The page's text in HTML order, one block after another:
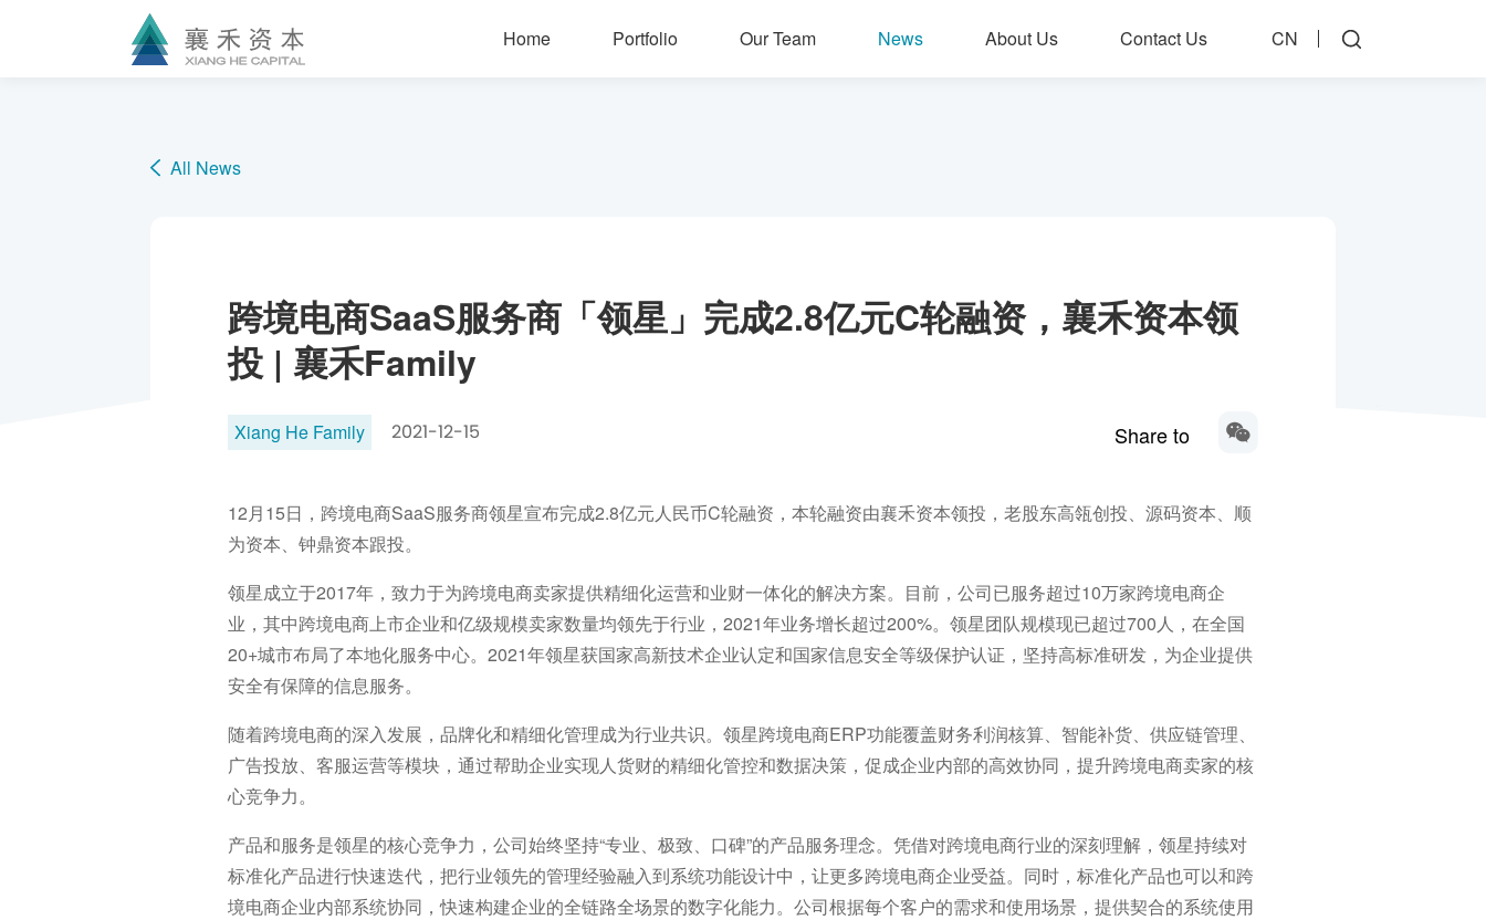
Home Portfolio Our Team News About Us Contact Us CN
All News
跨境电商SaaS服务商「领星」完成2.8亿元C轮融资，襄禾资本领
投 | 襄禾Family
Xiang He Family 2021-12-15 Share to
12月15日，跨境电商SaaS服务商领星宣布完成2.8亿元人民币C轮融资，本轮融资由襄禾资本领投，老股东高瓴创投、源码资本、顺
为资本、钟鼎资本跟投。
领星成立于2017年，致力于为跨境电商卖家提供精细化运营和业财一体化的解决方案。目前，公司已服务超过10万家跨境电商企
业，其中跨境电商上市企业和亿级规模卖家数量均领先于行业，2021年业务增长超过200%。领星团队规模现已超过700人，在全国
20+城市布局了本地化服务中心。2021年领星获国家高新技术企业认定和国家信息安全等级保护认证，坚持高标准研发，为企业提供
安全有保障的信息服务。
随着跨境电商的深入发展，品牌化和精细化管理成为行业共识。领星跨境电商ERP功能覆盖财务利润核算、智能补货、供应链管理、
广告投放、客服运营等模块，通过帮助企业实现人货财的精细化管控和数据决策，促成企业内部的高效协同，提升跨境电商卖家的核
心竞争力。
产品和服务是领星的核心竞争力，公司始终坚持“专业、极致、口碑”的产品服务理念。凭借对跨境电商行业的深刻理解，领星持续对
标准化产品进行快速迭代，把行业领先的管理经验融入到系统功能设计中，让更多跨境电商企业受益。同时，标准化产品也可以和跨
境电商企业内部系统协同，快速构建企业的全链路全场景的数字化能力。公司根据每个客户的需求和使用场景，提供契合的系统使用